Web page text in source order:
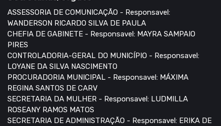
ASSESSORIA DE COMUNICAÇÃO - Responsavel:
WANDERSON RICARDO SILVA DE PAULA
CHEFIA DE GABINETE - Responsavel: MAYRA SAMPAIO
PIRES
CONTROLADORIA-GERAL DO MUNICÍPIO - Responsavel:
LOYANE DA SILVA NASCIMENTO
PROCURADORIA MUNICIPAL - Responsavel: MÁXIMA
REGINA SANTOS DE CARV
SECRETARIA DA MULHER - Responsavel: LUDMILLA
ROSEANY RAMOS MATOS
SECRETARIA DE ADMINISTRAÇÃO - Responsavel: ERIKA DE